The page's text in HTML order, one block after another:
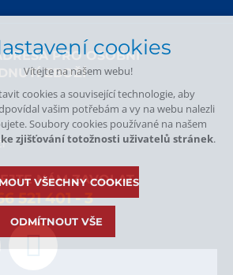
PRO OSOBNÍ
ZBOŽÍ
NÁM ZAVOLAT.
521 401- 3
cookies
Vítejte na našem webu!
cookies a související technologie, aby
vašim potřebám a vy na webu nalezli
Soubory cookies používané na našem
zjišťování totožnosti uživatelů stránek.
VŠECHNY COOKIES
ODMÍTNOUT VŠE